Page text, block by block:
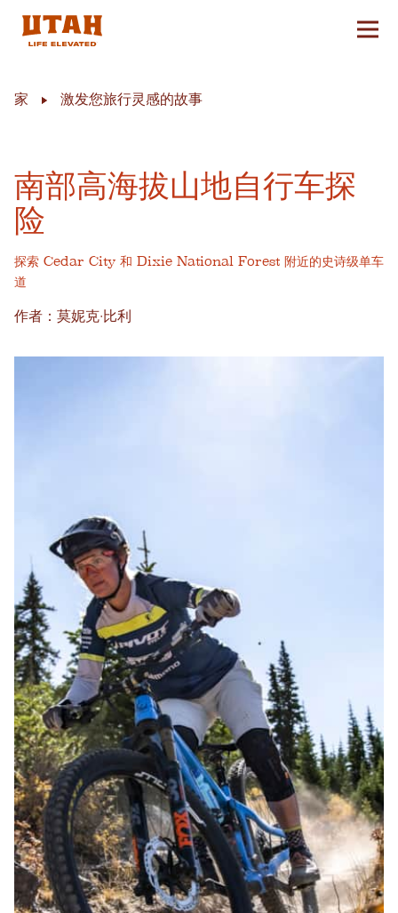
切换
家 激发您旅行灵感的故事
南部高海拔山地自行车探
险
探索 Cedar City 和 Dixie National Forest 附近的史诗级单车
道
作者：莫妮克·比利